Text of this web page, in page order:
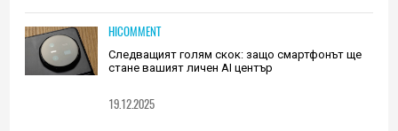
HICOMMENT
Следващият голям скок: защо смартфонът ще
стане вашият личен AI център
19.12.2025